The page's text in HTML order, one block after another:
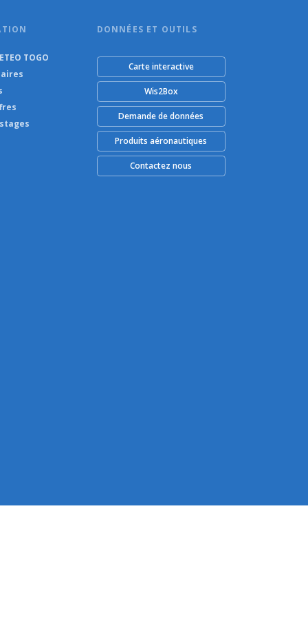
TOGO
DONNÉES ET OUTILS
Carte interactive
Wis2Box
Demande de données
Produits aéronautiques
Contactez nous